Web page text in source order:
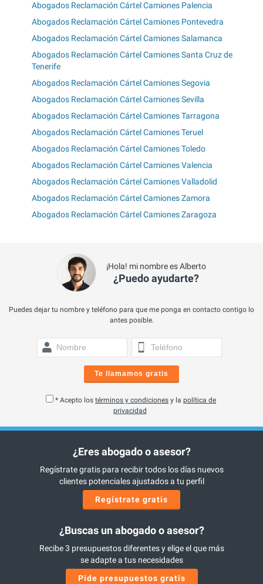
Abogados Reclamación Cártel Camiones Palencia
Abogados Reclamación Cártel Camiones Pontevedra
Abogados Reclamación Cártel Camiones Salamanca
Abogados Reclamación Cártel Camiones Santa Cruz de
Tenerife
Abogados Reclamación Cártel Camiones Segovia
Abogados Reclamación Cártel Camiones Sevilla
Abogados Reclamación Cártel Camiones Tarragona
Abogados Reclamación Cártel Camiones Teruel
Abogados Reclamación Cártel Camiones Toledo
Abogados Reclamación Cártel Camiones Valencia
Abogados Reclamación Cártel Camiones Valladolid
Abogados Reclamación Cártel Camiones Zamora
Abogados Reclamación Cártel Camiones Zaragoza
¡Hola! mi nombre es Alberto
¿Puedo ayudarte?
Puedes dejar tu nombre y teléfono para que me ponga en contacto contigo lo
antes posible.
Te llamamos gratis
* Acepto los términos y condiciones y la política de
privacidad
¿Eres abogado o asesor?
Regístrate gratis para recibir todos los días nuevos
clientes potenciales ajustados a tu perfil
Regístrate gratis
¿Buscas un abogado o asesor?
Recibe 3 presupuestos diferentes y elige el que más
se adapte a tus necesidades
Pide presupuestos gratis